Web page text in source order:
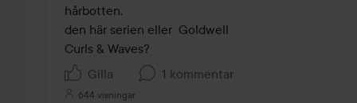
hårbotten.
den här serien eller  Goldwell
Curls & Waves?
Gilla
1 kommentar
644 visningar